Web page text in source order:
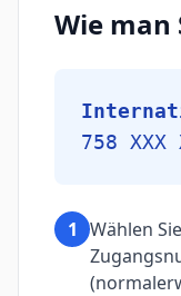
Wie man
758 XXX
1 Wählen